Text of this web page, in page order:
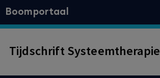
Boomportaal
Tijdschrift Systeemtherapie